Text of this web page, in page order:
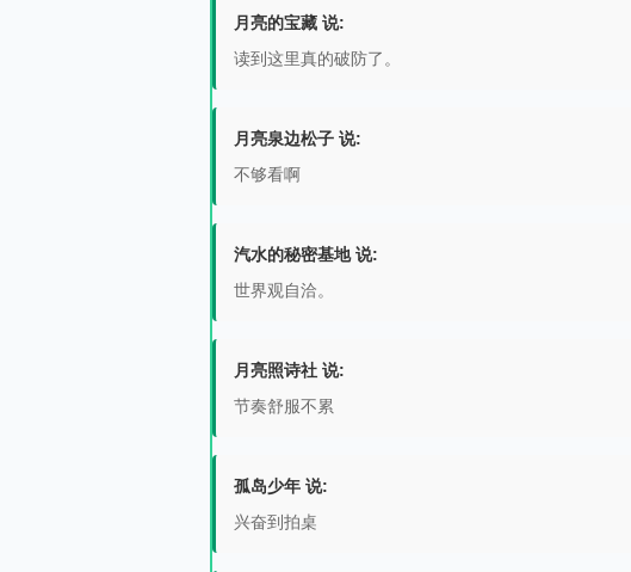
月亮的宝藏 说:
读到这里真的破防了。
月亮泉边松子 说:
不够看啊
汽水的秘密基地 说:
世界观自洽。
月亮照诗社 说:
节奏舒服不累
孤岛少年 说:
兴奋到拍桌